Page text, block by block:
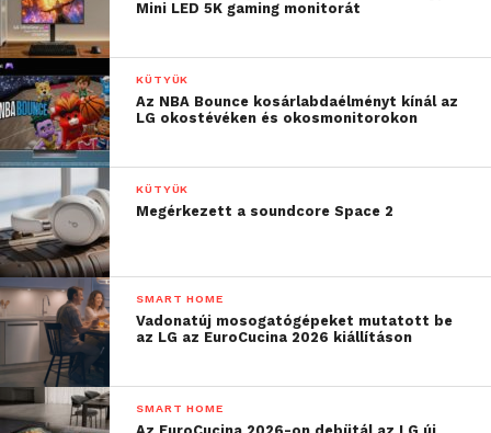
Mini LED 5K gaming monitorát
KÜTYÜK
Az NBA Bounce kosárlabdaélményt kínál az
LG okostévéken és okosmonitorokon
KÜTYÜK
Megérkezett a soundcore Space 2
SMART HOME
Vadonatúj mosogatógépeket mutatott be
az LG az EuroCucina 2026 kiállításon
SMART HOME